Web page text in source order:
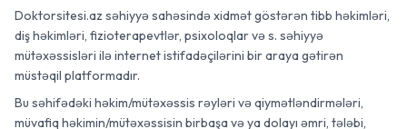
Doktorsitesi.az səhiyyə sahəsində xidmət göstərən tibb həkimləri,
diş həkimləri, fizioterapevtlər, psixoloqlar və s. səhiyyə
mütəxəssisləri ilə internet istifadəçilərini bir araya gətirən
müstəqil platformadır.
Bu səhifədəki həkim/mütəxəssis rəyləri və qiymətləndirmələri,
müvafiq həkimin/mütəxəssisin birbaşa və ya dolayı əmri, tələbi,